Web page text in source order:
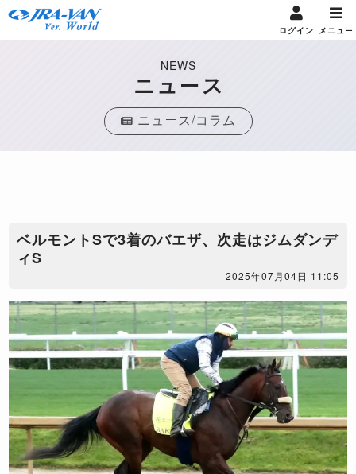
ログイン メニュー
NEWS
ニュース
ニュース/コラム
ベルモントSで3着のバエザ、次走はジムダンデ
ィS
2025年07月04日 11:05